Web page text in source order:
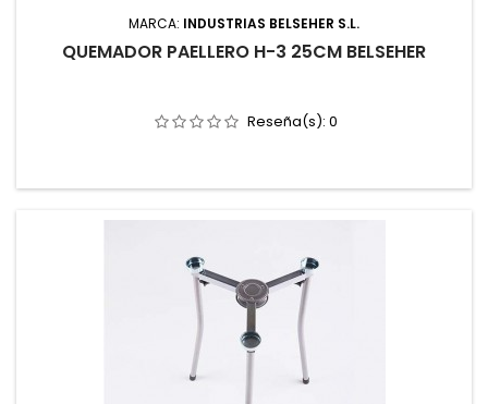
MARCA: INDUSTRIAS BELSEHER S.L.
QUEMADOR PAELLERO H-3 25CM BELSEHER
Reseña(s): 0